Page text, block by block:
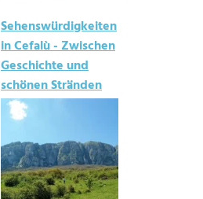
Sehenswürdigkeiten
in Cefalù - Zwischen
Geschichte und
schönen Stränden